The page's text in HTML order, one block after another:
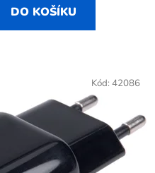
DO KOŠÍKU
Kód: 42086